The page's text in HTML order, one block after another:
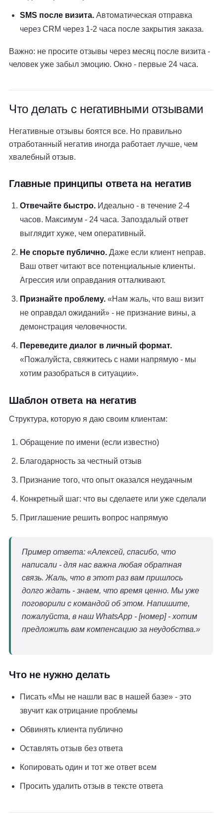
SMS после визита. Автоматическая отправка
через CRM через 1-2 часа после закрытия заказа.
Важно: не просите отзывы через месяц после визита -
человек уже забыл эмоцию. Окно - первые 24 часа.
Что делать с негативными отзывами
Негативные отзывы боятся все. Но правильно
отработанный негатив иногда работает лучше, чем
хвалебный отзыв.
Главные принципы ответа на негатив
Отвечайте быстро. Идеально - в течение 2-4
часов. Максимум - 24 часа. Запоздалый ответ
выглядит хуже, чем оперативный.
Не спорьте публично. Даже если клиент неправ.
Ваш ответ читают все потенциальные клиенты.
Агрессия или оправдания отталкивают.
Признайте проблему. «Нам жаль, что ваш визит
не оправдал ожиданий» - не признание вины, а
демонстрация человечности.
Переведите диалог в личный формат.
«Пожалуйста, свяжитесь с нами напрямую - мы
хотим разобраться в ситуации».
Шаблон ответа на негатив
Структура, которую я даю своим клиентам:
Обращение по имени (если известно)
Благодарность за честный отзыв
Признание того, что опыт оказался неудачным
Конкретный шаг: что вы сделаете или уже сделали
Приглашение решить вопрос напрямую
Пример ответа: «Алексей, спасибо, что
написали - для нас важна любая обратная
связь. Жаль, что в этот раз вам пришлось
долго ждать - знаем, что время ценно. Мы уже
поговорили с командой об этом. Напишите,
пожалуйста, в наш WhatsApp - [номер] - хотим
предложить вам компенсацию за неудобства.»
Что не нужно делать
Писать «Мы не нашли вас в нашей базе» - это
звучит как отрицание проблемы
Обвинять клиента публично
Оставлять отзыв без ответа
Копировать один и тот же ответ всем
Просить удалить отзыв в тексте ответа